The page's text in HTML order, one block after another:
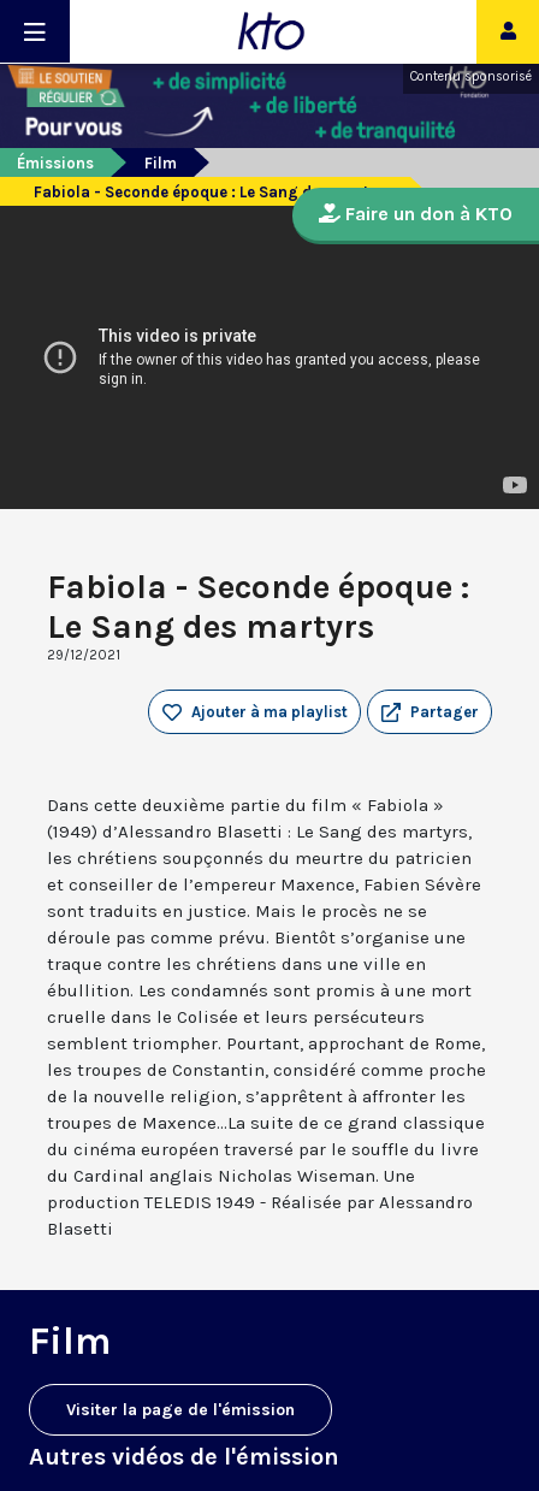
Contenu sponsorisé
Émissions
Film
Fabiola - Seconde époque : Le Sang des martyrs
Fabiola - Seconde époque :
Le Sang des martyrs
29/12/2021
Partager
Ajouter à ma playlist
Dans cette deuxième partie du film « Fabiola »
(1949) d’Alessandro Blasetti : Le Sang des martyrs,
les chrétiens soupçonnés du meurtre du patricien
et conseiller de l’empereur Maxence, Fabien Sévère
sont traduits en justice. Mais le procès ne se
déroule pas comme prévu. Bientôt s’organise une
traque contre les chrétiens dans une ville en
ébullition. Les condamnés sont promis à une mort
cruelle dans le Colisée et leurs persécuteurs
semblent triompher. Pourtant, approchant de Rome,
les troupes de Constantin, considéré comme proche
de la nouvelle religion, s’apprêtent à affronter les
troupes de Maxence...La suite de ce grand classique
du cinéma européen traversé par le souffle du livre
du Cardinal anglais Nicholas Wiseman. Une
production TELEDIS 1949 - Réalisée par Alessandro
Blasetti
Film
Visiter la page de l'émission
Autres vidéos de l'émission
Faire un don à KTO